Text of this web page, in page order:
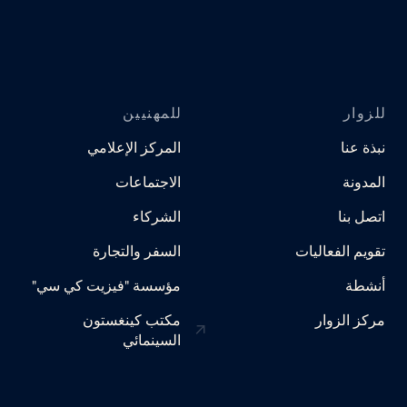
للزوار
نبذة عنا
المدونة
اتصل بنا
تقويم الفعاليات
أنشطة
مركز الزوار
للمهنيين
المركز الإعلامي
الاجتماعات
الشركاء
السفر والتجارة
مؤسسة "فيزيت كي سي"
مكتب كينغستون
السينمائي